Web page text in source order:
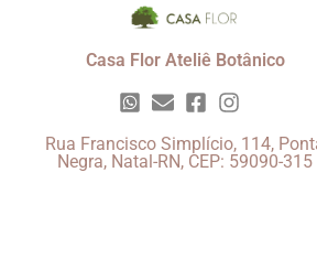
Casa Flor Ateliê Botânico
Rua Francisco Simplício, 114,
Negra, Natal-RN, CEP: 59090-315